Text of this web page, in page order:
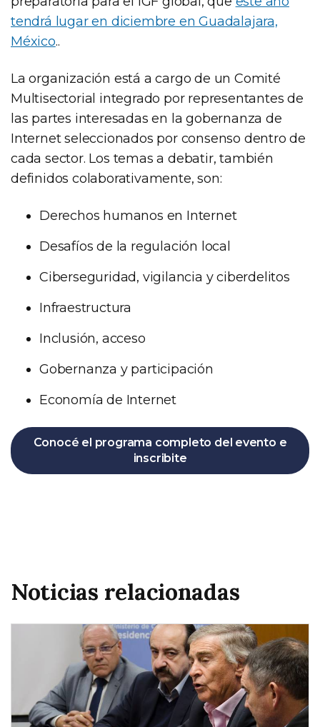
tendrá lugar en diciembre en Guadalajara,
México..
La organización está a cargo de un Comité
Multisectorial integrado por representantes de
las partes interesadas en la gobernanza de
Internet seleccionados por consenso dentro de
cada sector. Los temas a debatir, también
definidos colaborativamente, son:
Derechos humanos en Internet
Desafíos de la regulación local
Ciberseguridad, vigilancia y ciberdelitos
Infraestructura
Inclusión, acceso
Gobernanza y participación
Economía de Internet
Conocé el programa completo del evento e
inscribite
Noticias relacionadas